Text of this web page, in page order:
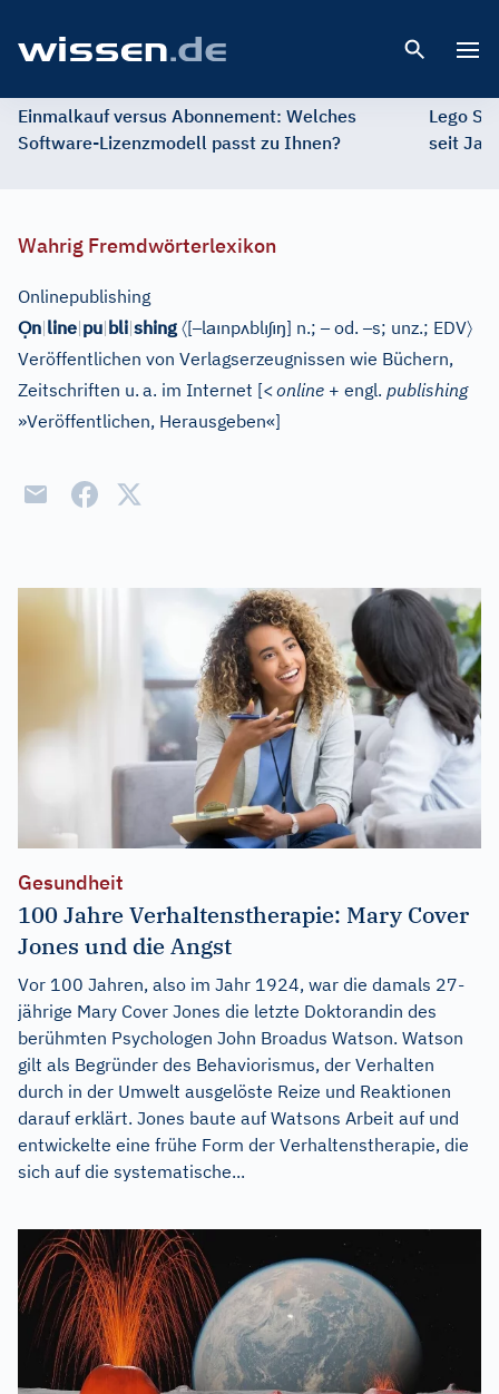
Einmalkauf versus Abonnement: Welches
Software-Lizenzmodell passt zu Ihnen?
Lego
seit
Wahrig Fremdwörterlexikon
Onlinepublishing
Ọn|line|pu|bli|shing 〈[–laınpʌblıʃıŋ] n.;–od.–s; unz.; EDV〉
Veröffentlichen von Verlagserzeugnissen wie Büchern,
Zeitschriften u. a. im Internet [<online + engl. publishing
»Veröffentlichen, Herausgeben«]
Gesundheit
100 Jahre Verhaltenstherapie: Mary Cover
Jones und die Angst
Vor 100 Jahren, also im Jahr 1924, war die damals 27-
jährige Mary Cover Jones die letzte Doktorandin des
berühmten Psychologen John Broadus Watson. Watson
gilt als Begründer des Behaviorismus, der Verhalten
durch in der Umwelt ausgelöste Reize und Reaktionen
darauf erklärt. Jones baute auf Watsons Arbeit auf und
entwickelte eine frühe Form der Verhaltenstherapie, die
sich auf die systematische...